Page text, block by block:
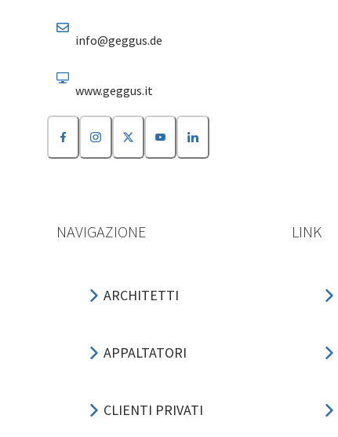
info@geggus.de
www.geggus.it
NAVIGAZIONE
ARCHITETTI
APPALTATORI
CLIENTI PRIVATI
LINK